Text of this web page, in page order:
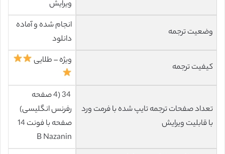
ویرایش
وضعیت ترجمه
انجام شده و آماده
دانلود
کیفیت ترجمه
ویژه – طلایی
تعداد صفحات ترجمه تایپ شده با فرمت ورد
با قابلیت ویرایش
34 (4 صفحه
رفرنس انگلیسی)
صفحه با فونت 14
B Nazanin